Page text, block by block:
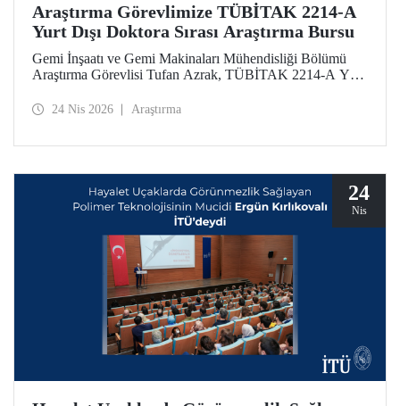
Araştırma Görevlimize TÜBİTAK 2214-A
Yurt Dışı Doktora Sırası Araştırma Bursu
Gemi İnşaatı ve Gemi Makinaları Mühendisliği Bölümü
Araştırma Görevlisi Tufan Azrak, TÜBİTAK 2214-A Yurt
desteklenmeye hak kazandı.
24 Nis 2026 Araştırma
24
Nis